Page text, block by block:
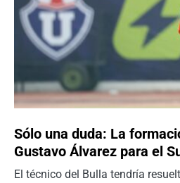
Sólo una duda: La
Gustavo Álvarez para el
El técnico del Bulla tendría